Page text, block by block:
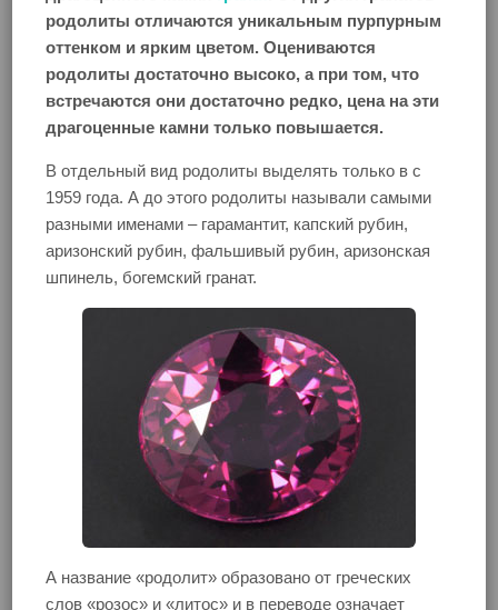
родолиты отличаются уникальным пурпурным
оттенком и ярким цветом. Оцениваются
родолиты достаточно высоко, а при том, что
встречаются они достаточно редко, цена на эти
драгоценные камни только повышается.
В отдельный вид родолиты выделять только в с
1959 года. А до этого родолиты называли самыми
разными именами – гарамантит, капский рубин,
аризонский рубин, фальшивый рубин, аризонская
шпинель, богемский гранат.
А название «родолит» образовано от греческих
слов «розос» и «литос» и в переводе означает